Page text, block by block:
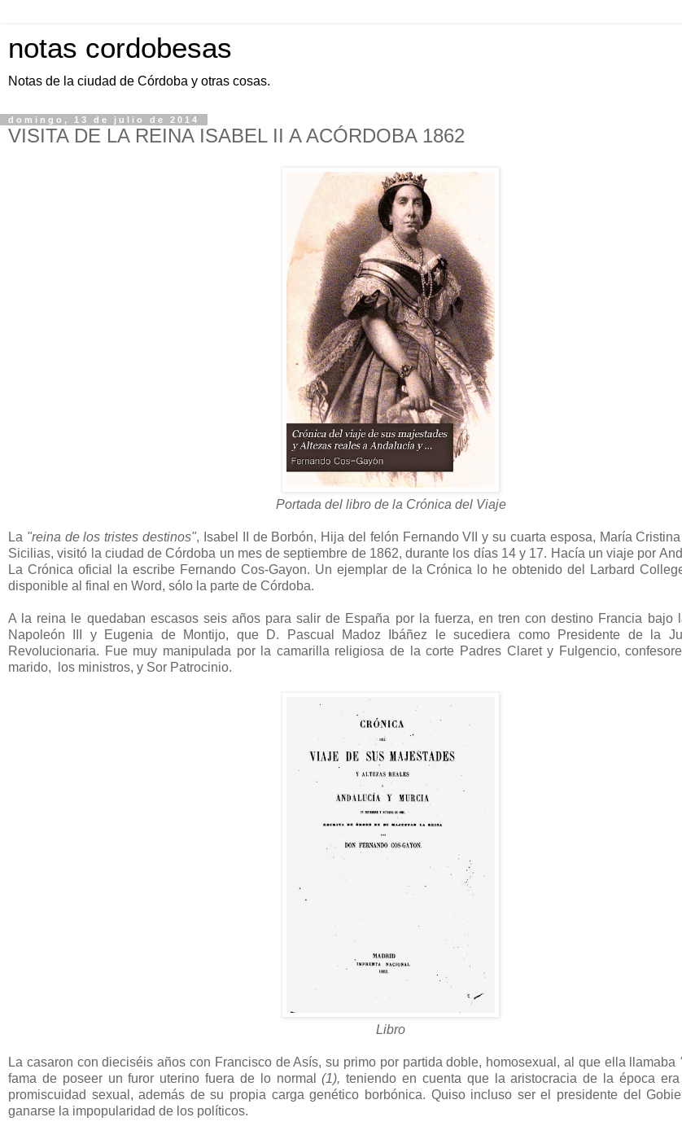
notas cordobesas
Notas de la ciudad de Córdoba y otras cosas.
domingo, 13 de julio de 2014
VISITA DE LA REINA ISABEL II A ACÓRDOBA 1862
Portada del libro de la Crónica del Viaje
La "reina de los tristes destinos", Isabel II de Borbón, Hija del felón Fernando VII y su cuarta esposa, María
Sicilias, visitó la ciudad de Córdoba un mes de septiembre de 1862, durante los días 14 y 17. Hacía un viaje por
La Crónica oficial la escribe Fernando Cos-Gayon. Un ejemplar de la Crónica lo he obtenido del Larbard
disponible al final en Word, sólo la parte de Córdoba.
A la reina le quedaban escasos seis años para salir de España por la fuerza, en tren con destino Francia bajo
Napoleón III y Eugenia de Montijo, que D. Pascual Madoz Ibáñez le sucediera como Presidente de la
Revolucionaria. Fue muy manipulada por la camarilla religiosa de la corte Padres Claret y Fulgencio,
marido, los ministros, y Sor Patrocinio.
Libro
La casaron con dieciséis años con Francisco de Asís, su primo por partida doble, homosexual, al que ella llamaba
fama de poseer un furor uterino fuera de lo normal(1), teniendo en cuenta que la aristocracia de la época
promiscuidad sexual, además de su propia carga genético borbónica. Quiso incluso ser el presidente del
ganarse la impopularidad de los políticos.